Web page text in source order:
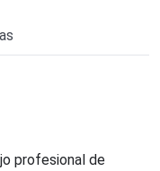
profesional de